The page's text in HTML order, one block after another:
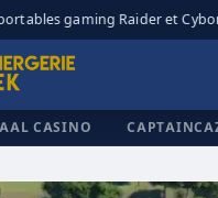
gaming Raider et Cyborg
CASINO